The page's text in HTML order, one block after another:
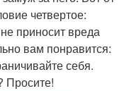
четвертое:
приносит вреда
вам понравится:
себя.
Просите!